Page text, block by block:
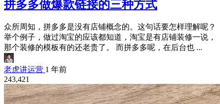
拼多多做爆款链接的三种方式
众所周知，拼多多是没有店铺概念的。这句话要怎样理解呢？
举个例子，做过淘宝的应该都知道，淘宝是有店铺装修一说，
那个装修的模板有的还老贵了。 而拼多多呢，在后台也 ...
老虎讲运营 1 年前
243,421